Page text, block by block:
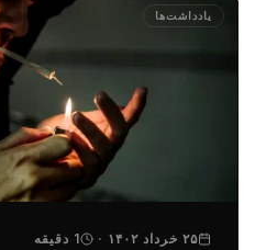
یادداشت‌ها
۲۵ خرداد ۱۴۰۲ · 1 دقیقه